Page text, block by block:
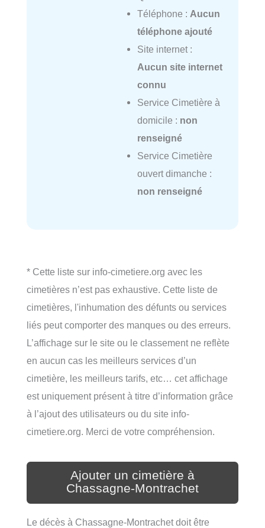
Téléphone : Aucun
téléphone ajouté
Site internet :
Aucun site internet
connu
Service Cimetière à
domicile : non
renseigné
Service Cimetière
ouvert dimanche :
non renseigné
* Cette liste sur info-cimetiere.org avec les
cimetières n’est pas exhaustive. Cette liste de
cimetières, l'inhumation des défunts ou services
liés peut comporter des manques ou des erreurs.
L’affichage sur le site ou le classement ne reflète
en aucun cas les meilleurs services d’un
cimetière, les meilleurs tarifs, etc… cet affichage
est uniquement présent à titre d’information grâce
à l’ajout des utilisateurs ou du site info-
cimetiere.org. Merci de votre compréhension.
Ajouter un cimetière à
Chassagne-Montrachet
Le décès à Chassagne-Montrachet doit être